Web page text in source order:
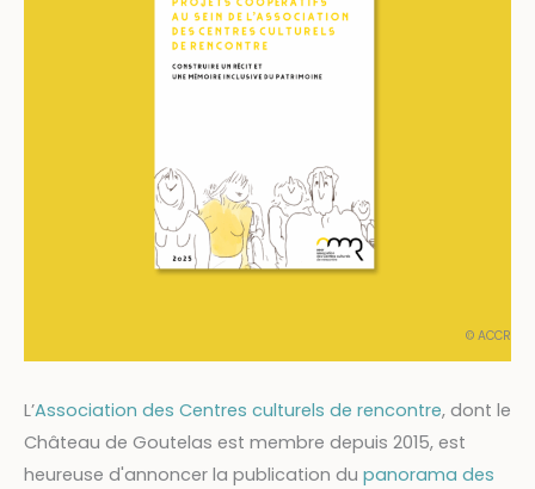
© ACCR
L’Association des Centres culturels de rencontre, dont le
Château de Goutelas est membre depuis 2015, est
heureuse d'annoncer la publication du panorama des